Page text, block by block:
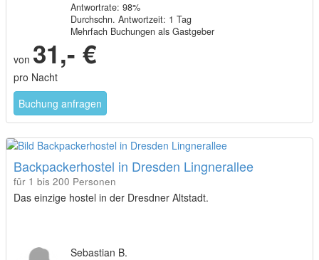
Antwortrate: 98%
Durchschn. Antwortzeit: 1 Tag
Mehrfach Buchungen als Gastgeber
von 31,- €
pro Nacht
Buchung anfragen
Backpackerhostel in Dresden Lingnerallee
für 1 bis 200 Personen
Das einzige hostel in der Dresdner Altstadt.
Sebastian B.